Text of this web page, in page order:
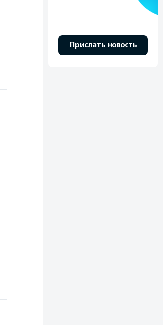
Прислать новость